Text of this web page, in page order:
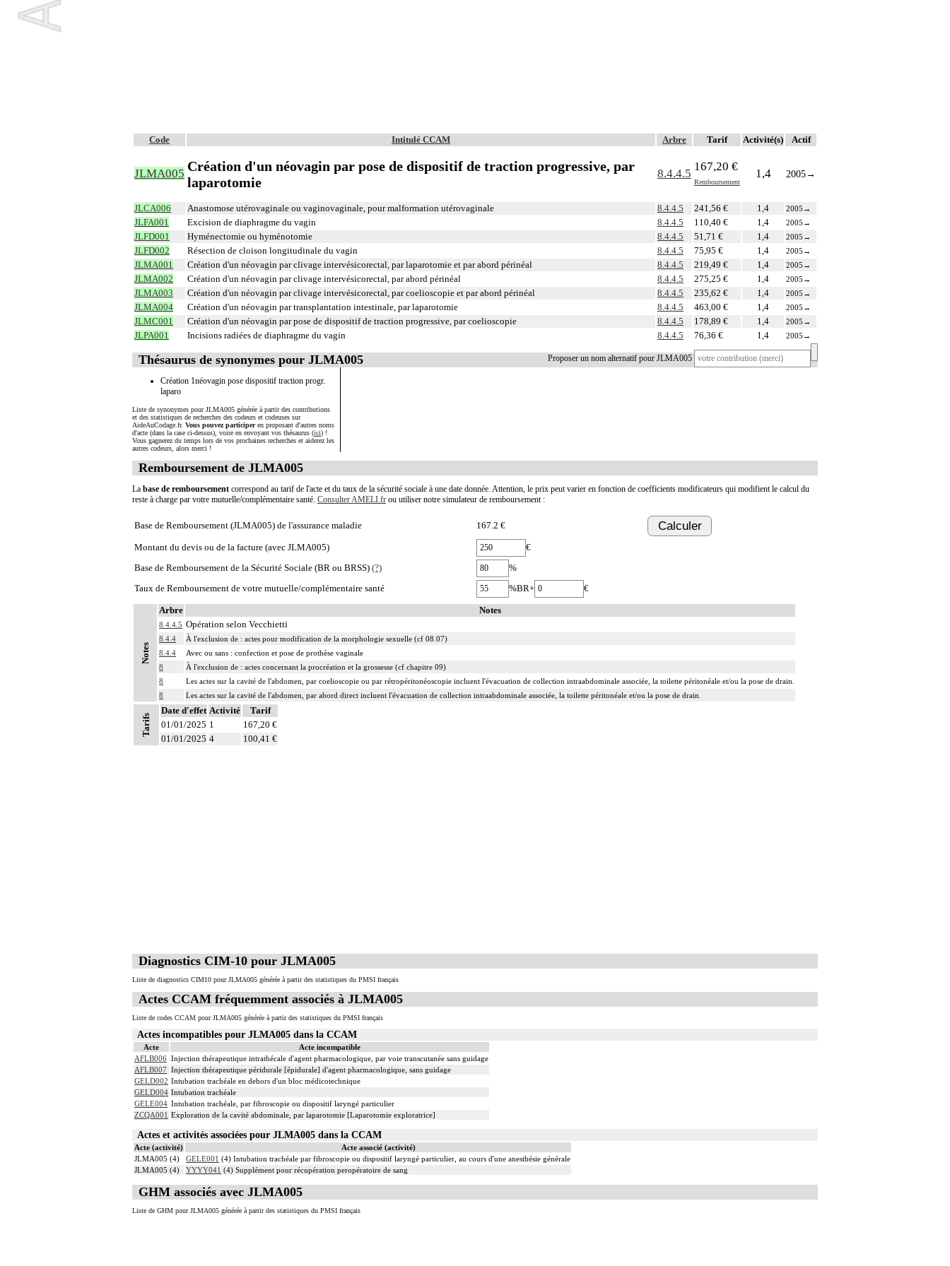
Code Intitulé CCAM Arbre Tarif Activité(s) Actif
JLMA005 Création d'un néovagin par pose de dispositif de traction progressive, par
laparotomie
8.4.4.5
167,20 €
Remboursement
1,4 2005→
JLCA006 Anastomose utérovaginale ou vaginovaginale, pour malformation utérovaginale 8.4.4.5 241,56 € 1,4 2005 →
JLFA001 Excision de diaphragme du vagin 8.4.4.5 110,40 € 1,4 2005 →
JLFD001 Hyménectomie ou hyménotomie 8.4.4.5 51,71 € 1,4 2005 →
JLFD002 Résection de cloison longitudinale du vagin 8.4.4.5 75,95 € 1,4 2005 →
JLMA001 Création d'un néovagin par clivage intervésicorectal, par laparotomie et par abord périnéal 8.4.4.5 219,49 € 1,4 2005 →
JLMA002 Création d'un néovagin par clivage intervésicorectal, par abord périnéal 8.4.4.5 275,25 € 1,4 2005 →
JLMA003 Création d'un néovagin par clivage intervésicorectal, par coelioscopie et par abord périnéal 8.4.4.5 235,62 € 1,4 2005 →
JLMA004 Création d'un néovagin par transplantation intestinale, par laparotomie 8.4.4.5 463,00 € 1,4 2005 →
JLMC001 Création d'un néovagin par pose de dispositif de traction progressive, par coelioscopie 8.4.4.5 178,89 € 1,4 2005 →
JLPA001 Incisions radiées de diaphragme du vagin 8.4.4.5 76,36 € 1,4 2005 →
Proposer un nom alternatif pour JLMA005
Thésaurus de synonymes pour JLMA005
Création 1néovagin pose dispositif traction progr.
laparo
Liste de synonymes pour JLMA005 générée à partir des contributions
et des statistiques de recherches des codeurs et codeuses sur
AideAuCodage.fr. Vous pouvez participeren proposant d'autres noms
d'acte (dans la case ci-dessus), voire en envoyant vos thésaurus (ici) !
Vous gagnerez du temps lors de vos prochaines recherches et aiderez les
autres codeurs, alors merci !
Remboursement de JLMA005
La base de remboursement correspond au tarif de l'acte et du taux de la sécurité sociale à une date donnée. Attention, le prix peut varier en fonction de coefficients modificateurs qui modifient le calcul du
reste à charge par votre mutuelle/complémentaire santé. Consulter AMELI.fr ou utiliser notre simulateur de remboursement :
Base de Remboursement (JLMA005) de l'assurance maladie 167.2 € Calculer
Montant du devis ou de la facture (avec JLMA005)
€
Base de Remboursement de la Sécurité Sociale (BR ou BRSS) (?)
%
Taux de Remboursement de votre mutuelle/complémentaire santé
%BR+ €
Notes
Arbre Notes
8.4.4.5 Opération selon Vecchietti
8.4.4
À l'exclusion de : actes pour modification de la morphologie sexuelle (cf 08.07)
8.4.4
Avec ou sans : confection et pose de prothèse vaginale
8
À l'exclusion de : actes concernant la procréation et la grossesse (cf chapitre 09)
8
Les actes sur la cavité de l'abdomen, par coelioscopie ou par rétropéritonéoscopie incluent l'évacuation de collection intraabdominale associée, la toilette péritonéale et/ou la pose de drain.
8
Les actes sur la cavité de l'abdomen, par abord direct incluent l'évacuation de collection intraabdominale associée, la toilette péritonéale et/ou la pose de drain.
Tarifs
Date d'effet Activité
Tarif
01/01/2025 1
167,20 €
01/01/2025 4 100,41 €
Diagnostics CIM-10 pour JLMA005
Liste de diagnostics CIM10 pour JLMA005 générée à partir des statistiques du PMSI français
Actes CCAM fréquemment associés à JLMA005
Liste de codes CCAM pour JLMA005 générée à partir des statistiques du PMSI français
Actes incompatibles pour JLMA005 dans la CCAM
Acte
Acte incompatible
AFLB006 Injection thérapeutique intrathécale d'agent pharmacologique, par voie transcutanée sans guidage
AFLB007 Injection thérapeutique péridurale [épidurale] d'agent pharmacologique, sans guidage
GELD002 Intubation trachéale en dehors d'un bloc médicotechnique
GELD004 Intubation trachéale
GELE004 Intubation trachéale, par fibroscopie ou dispositif laryngé particulier
ZCQA001 Exploration de la cavité abdominale, par laparotomie [Laparotomie exploratrice]
Actes et activités associées pour JLMA005 dans la CCAM
Acte (activité)
Acte associé (activité)
JLMA005 (4)
GELE001 (4) Intubation trachéale par fibroscopie ou dispositif laryngé particulier, au cours d'une anesthésie générale
JLMA005 (4)
YYYY041 (4) Supplément pour récupération peropératoire de sang
GHM associés avec JLMA005
Liste de GHM pour JLMA005 générée à partir des statistiques du PMSI français